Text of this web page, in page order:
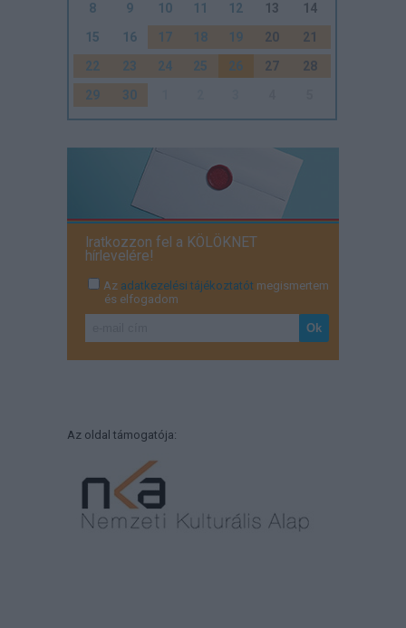
8
9 10 11 12 13
14
15
16 17 18 19 20
21
22
23 24 25 26 27
28
29
30
Iratkozzon fel a KÖLÖKNET
hírlevelére!
Az adatkezelési tájékoztatót megismertem
és elfogadom
Az oldal támogatója: